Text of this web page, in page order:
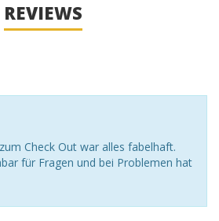
REVIEWS
Check Out war alles fabelhaft.
für Fragen und bei Problemen hat